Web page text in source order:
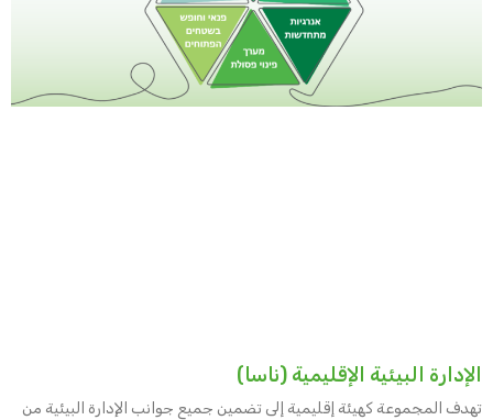
الإدارة البيئية الإقليمية (ناسا)
تهدف المجموعة كهيئة إقليمية إلى تضمين جميع جوانب الإدارة البيئية من